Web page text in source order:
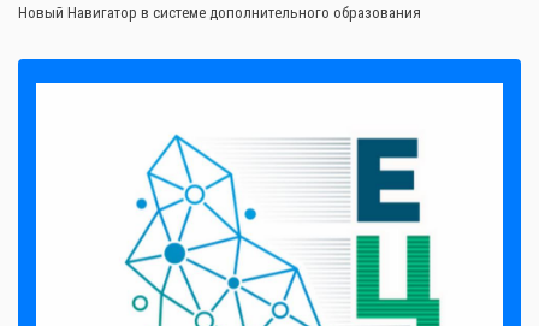
Новый Навигатор в системе дополнительного образования